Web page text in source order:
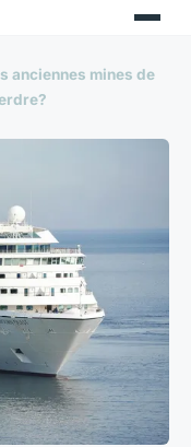
anciennes mines de